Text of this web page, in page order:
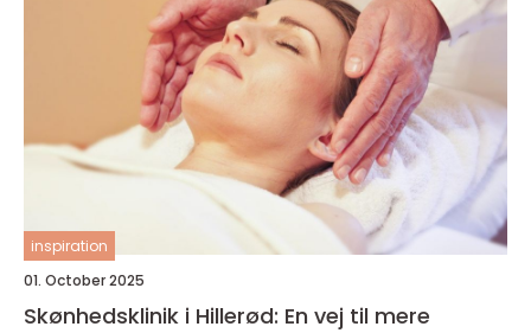
inspiration
01. October 2025
Skønhedsklinik i Hillerød: En vej til mere